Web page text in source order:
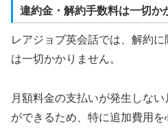
違約金・解約手数料は一切か
レアジョブ英会話では、解約
は一切かかりません。
月額料金の支払いが発生しな
ができるため、特に追加費用